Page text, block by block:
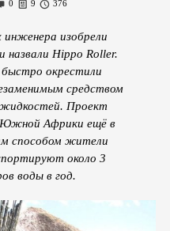
0 9 376
изобрели
назвали Hippo Roller.
быстро окрестили
средством
Проект
Южной Африки ещё в
способом жители
около 3
воды в год.